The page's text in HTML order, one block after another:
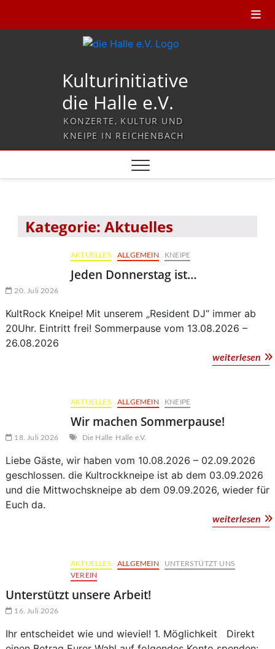
Kulturinitiative
die Halle e.V.
KONZERTE, KULTUR UND
KNEIPE IN REICHENBACH
Kategorie: Aktuelles
AKTUELLES ALLGEMEIN KNEIPE
Jeden Donnerstag ist…
20. Juli 2026
KultRock Kneipe! Mit unserem „Resident DJ“ immer ab
20Uhr. Eintritt frei! Sommerpause vom 13.08.2026 –
26.08.2026
weiterlesen
AKTUELLES ALLGEMEIN KNEIPE
Wir machen Sommerpause!
18. Juli 2026 Die Halle Halle e.V.
Liebe Gäste, wir haben vom 10.08.2026 – 02.09.2026
geschlossen. die Kultrockkneipe ist ab dem 03.09.2026
und die Mittwochskneipe ab dem 09.09.2026, wieder für
Euch da.
weiterlesen
AKTUELLES ALLGEMEIN
UNTERSTÜTZT UNS
VEREIN
Unterstützt unsere Arbeit!
16. Juli 2026
Ihr entscheidet wie und wieviel! 1. Möglichkeit Direkt